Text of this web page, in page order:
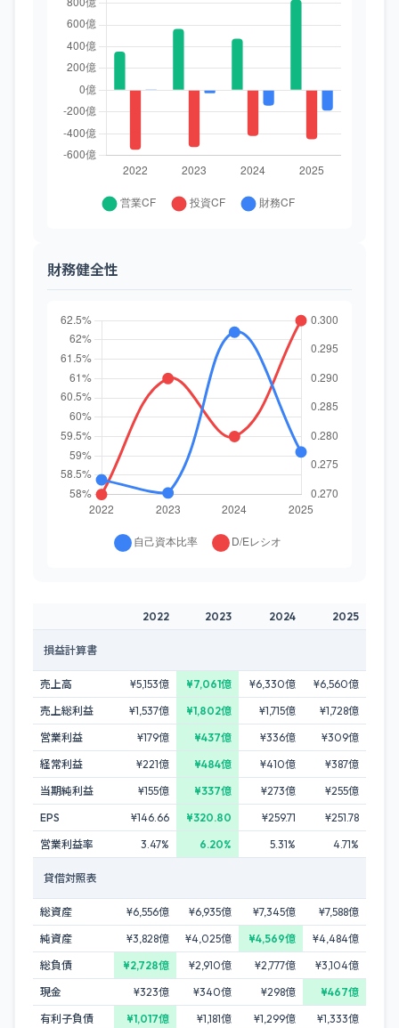
財務健全性
2022 2023 2024 2025
損益計算書
売上高 ¥5,153億 ¥7,061億 ¥6,330億
¥6,560億
売上総利益
¥1,537億 ¥1,802億 ¥1,715億
¥1,728億
営業利益
¥179億 ¥437億 ¥336億
¥309億
経常利益
¥221億 ¥484億 ¥410億
¥387億
当期純利益
¥155億 ¥337億 ¥273億
¥255億
EPS
¥146.66 ¥320.80 ¥259.71
¥251.78
営業利益率
3.47% 6.20% 5.31% 4.71%
貸借対照表
総資産 ¥6,556億 ¥6,935億 ¥7,345億
¥7,588億
純資産
¥3,828億 ¥4,025億 ¥4,569億
¥4,484億
総負債
¥2,728億 ¥2,910億 ¥2,777億
¥3,104億
現金
¥323億 ¥340億 ¥298億
¥467億
有利子負債
¥1,017億 ¥1,181億 ¥1,299億
¥1,333億